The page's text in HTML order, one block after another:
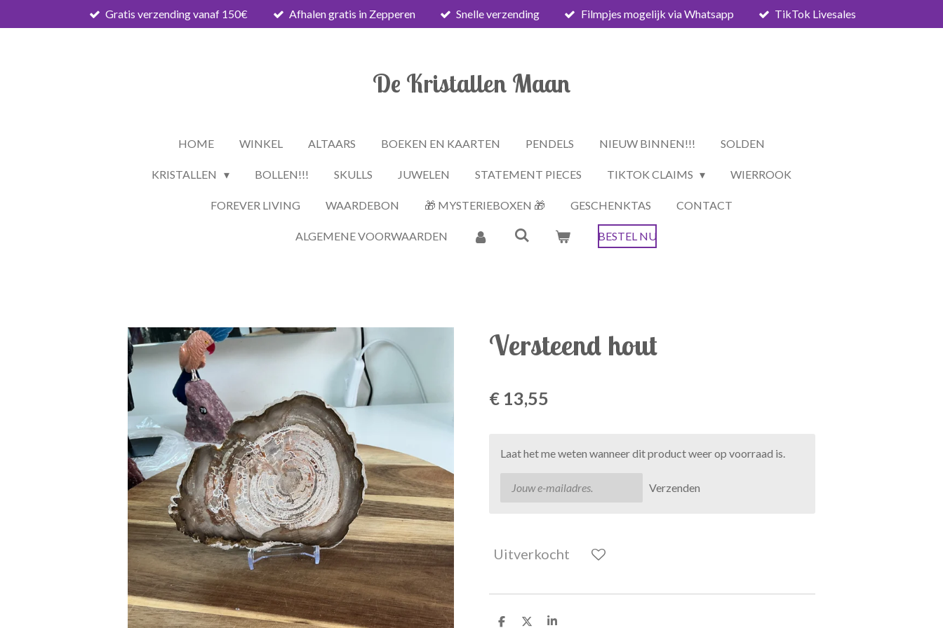
direct
Gratis verzending vanaf 150€ Afhalen gratis in Zepperen Snelle verzending Filmpjes mogelijk via Whatsapp TikTok Livesales
De Kristallen Maan
HOME WINKEL ALTAARS BOEKEN EN KAARTEN PENDELS NIEUW BINNEN!!! SOLDEN
KRISTALLEN BOLLEN!!! SKULLS JUWELEN STATEMENT PIECES TIKTOK CLAIMS WIERROOK
FOREVER LIVING WAARDEBON 🎁 MYSTERIEBOXEN 🎁 GESCHENKTAS CONTACT
ALGEMENE VOORWAARDEN BESTEL NU
Versteend hout
€ 13,55
Laat het me weten wanneer dit product weer op voorraad is.
Verzenden
Uitverkocht
D D S